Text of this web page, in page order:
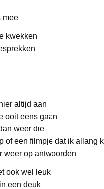
mee
kwekken
altijd aan
ooit eens gaan
weer die
of een filmpje dat ik allang
weer op antwoorden
ook wel leuk
een deuk